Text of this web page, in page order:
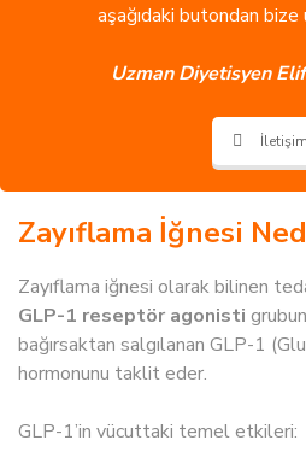
aşağıdaki butondan
Uzman Diyetisyen
İletişim
Zayıflama İğnesi
Zayıflama iğnesi olarak bilinen
GLP-1 reseptör agonisti
bağırsaktan salgılanan GLP-1
hormonunu taklit eder.
GLP-1’in vücuttaki temel etkileri: